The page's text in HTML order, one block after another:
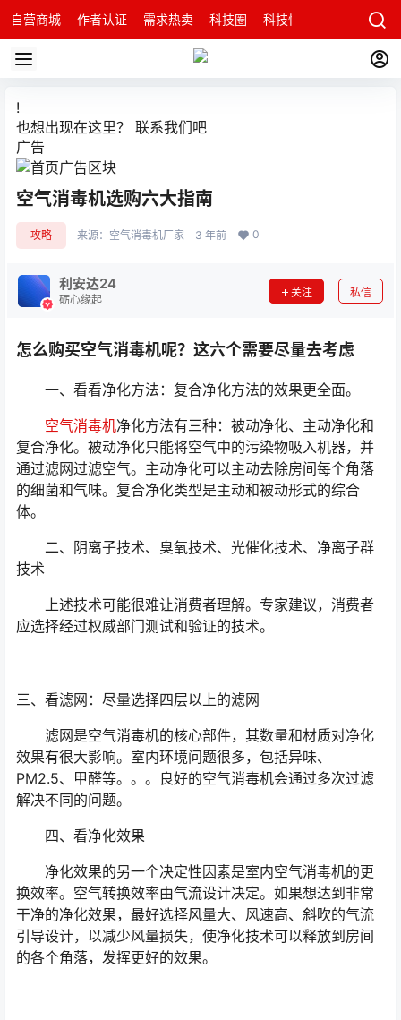
自营商城 作者认证 需求热卖 科技圈 科技快讯 智能科技问
!
也想出现在这里？ 联系我们吧
广告
空气消毒机选购六大指南
攻略 来源： 空气消毒机厂家 3 年前 0
利安达24
砺心缘起
关注 私信
怎么购买空气消毒机呢？这六个需要尽量去考虑
一、看看净化方法：复合净化方法的效果更全面。
空气消毒机净化方法有三种：被动净化、主动净化和
复合净化。被动净化只能将空气中的污染物吸入机器，并
通过滤网过滤空气。主动净化可以主动去除房间每个角落
的细菌和气味。复合净化类型是主动和被动形式的综合
体。
二、阴离子技术、臭氧技术、光催化技术、净离子群
技术
上述技术可能很难让消费者理解。专家建议，消费者
应选择经过权威部门测试和验证的技术。
三、看滤网：尽量选择四层以上的滤网
滤网是空气消毒机的核心部件，其数量和材质对净化
效果有很大影响。室内环境问题很多，包括异味、
PM2.5、甲醛等。。。良好的空气消毒机会通过多次过滤
解决不同的问题。
四、看净化效果
净化效果的另一个决定性因素是室内空气消毒机的更
换效率。空气转换效率由气流设计决定。如果想达到非常
干净的净化效果，最好选择风量大、风速高、斜吹的气流
引导设计，以减少风量损失，使净化技术可以释放到房间
的各个角落，发挥更好的效果。